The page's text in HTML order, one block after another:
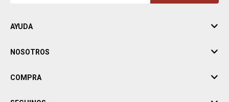
AYUDA
NOSOTROS
COMPRA